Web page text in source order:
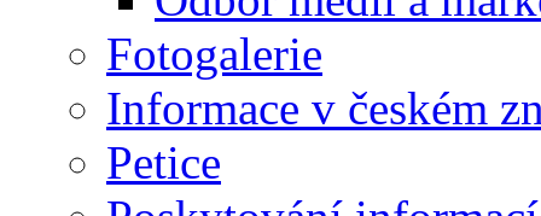
Fotogalerie
Informace v českém
Petice